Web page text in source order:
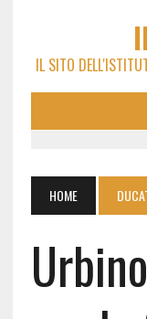
IL SITO
HOME